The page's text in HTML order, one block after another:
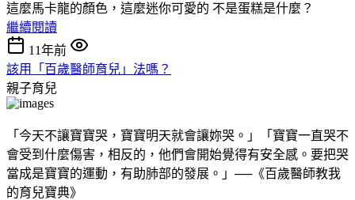
這麼馬卡龍的顏色，這麼迷你可愛的 不是蛋糕是什麼？
繼續閱讀
11年前
該用「百歲醫師育兒」法嗎？
親子育兒
「今天不讓寶寶哭，寶寶明天就會讓妳哭。」「寶寶一直哭不
會受到什麼傷害，相反的，他們會開始覺得有安全感。要把哭
當成是寶寶的運動，有助肺部的發展。」──《百歲醫師教我
的育兒寶典》